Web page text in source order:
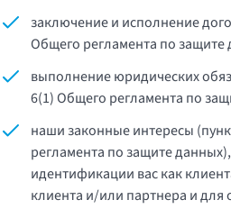
заключение и исполнение
Общего регламента по защите
выполнение юридических
6(1) Общего регламента по
наши законные интересы
регламента по защите
идентификации вас как
клиента и/или партнера и для